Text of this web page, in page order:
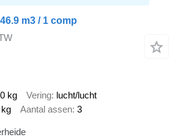
m3 / 1 comp
kg Vering lucht/lucht
kg Aantal assen 3